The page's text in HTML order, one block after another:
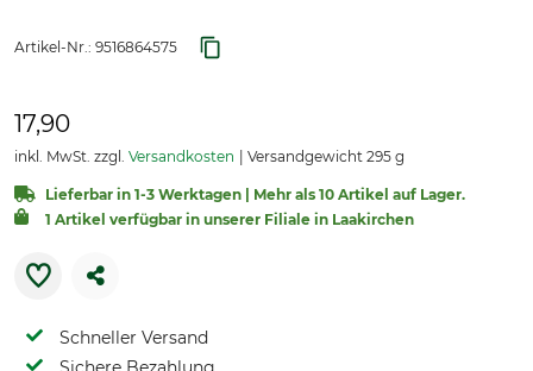
Artikel-Nr.: 9516864575
17,90
inkl. MwSt. zzgl. Versandkosten Versandgewicht 295 g
Lieferbar in 1-3 Werktagen | Mehr als 10 Artikel auf Lager.
1 Artikel verfügbar in unserer Filiale in Laakirchen
Schneller Versand